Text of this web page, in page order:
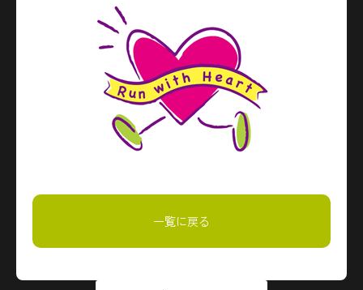
一覧に戻る